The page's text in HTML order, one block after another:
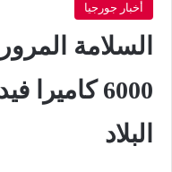
أخبار جورجيا
السلامة
6000
البلاد